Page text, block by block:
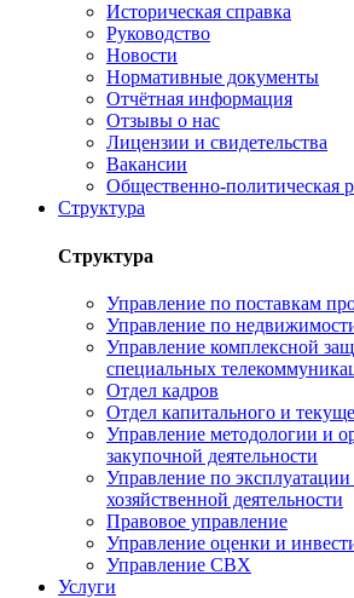
Историческая справка
Руководство
Новости
Нормативные документы
Отчётная информация
Отзывы о нас
Лицензии и свидетельства
Вакансии
Общественно-политическая
Структура
Структура
Управление по поставкам
Управление по
Управление комплексной
специальных
Отдел кадров
Отдел капитального и
Управление методологии и
закупочной деятельности
Управление по
хозяйственной деятельности
Правовое управление
Управление оценки и
Управление СВХ
Услуги